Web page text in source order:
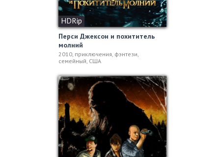
HDRip
Перси Джексон и похититель
молний
2010, приключения, фэнтези,
семейный, США